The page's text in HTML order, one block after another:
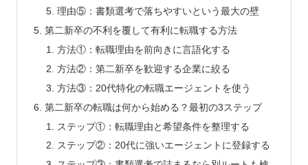
理由⑤：書類選考で落ちやすいという最大の壁
第二新卒の不利を覆して有利に転職する方法
方法①：転職理由を前向きに言語化する
方法②：第二新卒を歓迎する企業に絞る
方法③：20代特化の転職エージェントを使う
第二新卒の転職は何から始める？最初の3ステップ
ステップ①：転職理由と希望条件を整理する
ステップ②：20代に強いエージェントに登録する